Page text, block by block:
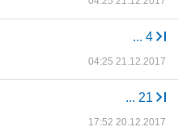
... 4
04:25 21.12.2017
... 21
17:52 20.12.2017